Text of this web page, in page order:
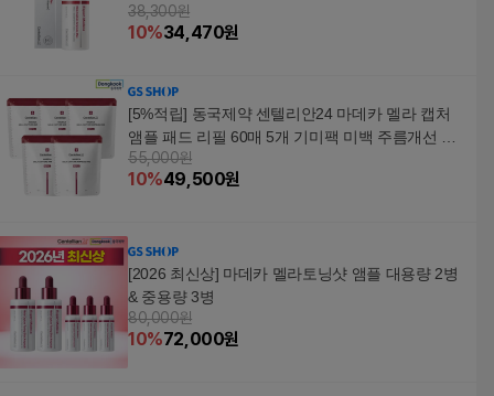
38,300원
10%34,470원
[5%적립] 동국제약 센텔리안24 마데카 멜라 캡처
앰플 패드 리필 60매 5개 기미팩 미백 주름개선 기
능성 멜라닌 잡티 TECA 병풀 피부 보습 진정케어
브라이트닝 비건원단
55,000원
10%49,500원
[2026 최신상] 마데카 멜라토닝샷 앰플 대용량 2병
& 중용량 3병
80,000원
10%72,000원